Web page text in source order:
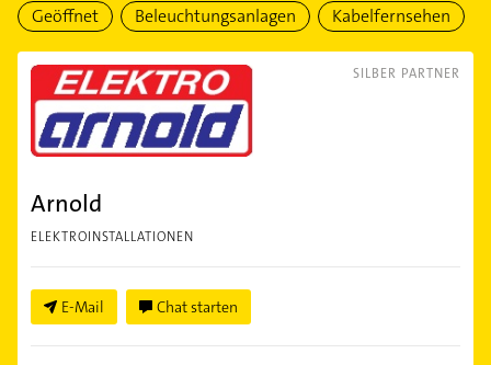
Geöffnet Beleuchtungsanlagen Kabelfernsehen
SILBER PARTNER
Arnold
ELEKTROINSTALLATIONEN
E-Mail Chat starten